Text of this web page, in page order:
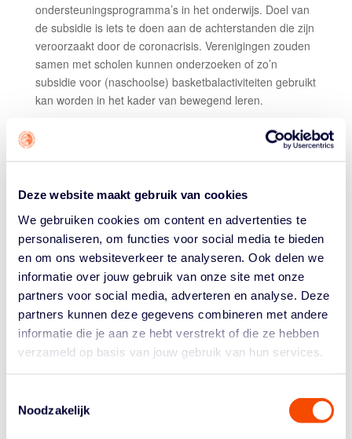
Deze website maakt gebruik van cookies
We gebruiken cookies om content en advertenties te
personaliseren, om functies voor social media te bieden
en om ons websiteverkeer te analyseren. Ook delen we
informatie over jouw gebruik van onze site met onze
partners voor social media, adverteren en analyse. Deze
partners kunnen deze gegevens combineren met andere
informatie die je aan ze hebt verstrekt of die ze hebben
verzameld op basis van jouw gebruik van hun services.
Noodzakelijk
ondersteuningsprogramma’s in het onderwijs. Doel van
de subsidie is iets te doen aan de achterstanden die zijn
veroorzaakt door de coronacrisis. Verenigingen zouden
samen met scholen kunnen onderzoeken of zo’n
subsidie voor (naschoolse) basketbalactiviteiten gebruikt
kan worden in het kader van bewegend leren.
ondersteuningsprogramma’s onderwijs 2020 -2021’ is
bedoeld voor scholen en instellingen uit het
basisonderwijs, voortgezet onderwijs, voortgezet
speciaal onderwijs, mbo en volwasseneneducatie. Sinds
2 juni kunnen zij een subsidie aanvragen om leerlingen
en studenten extra ondersteuning te bieden vanwege
leer- en ontwikkelachterstanden of studievertraging als
gevolgd van de coronacrisis. De regeling is bestemd
voor het organiseren van inhaal- en
ondersteuningsprogramma’s in de periode van de
zomervakantie 2020 tot aan de zomervakantie 2021.
Basisscholen kunnen in ieder geval voor tien procent